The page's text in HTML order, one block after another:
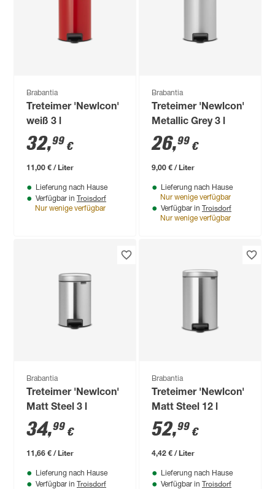
Brabantia
Treteimer 'Newlcon'
weiß 3 l
32,99 €
11,00 € / Liter
Lieferung nach Hause
Verfügbar in Troisdorf
Nur wenige verfügbar
Brabantia
Treteimer 'Newlcon'
Metallic Grey 3 l
26,99 €
9,00 € / Liter
Lieferung nach Hause
Nur wenige verfügbar
Verfügbar in Troisdorf
Nur wenige verfügbar
Brabantia
Treteimer 'Newlcon'
Matt Steel 3 l
34,99 €
11,66 € / Liter
Lieferung nach Hause
Verfügbar in Troisdorf
Brabantia
Treteimer 'Newlcon'
Matt Steel 12 l
52,99 €
4,42 € / Liter
Lieferung nach Hause
Verfügbar in Troisdorf